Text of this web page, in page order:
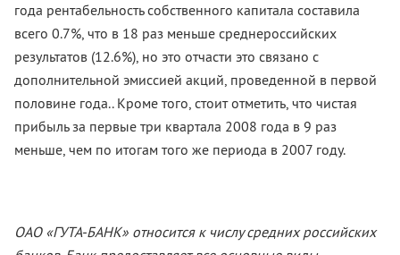
года рентабельность собственного капитала составила
всего 0.7%, что в 18 раз меньше среднероссийских
результатов (12.6%), но это отчасти это связано с
дополнительной эмиссией акций, проведенной в первой
половине года.. Кроме того, стоит отметить, что чистая
прибыль за первые три квартала 2008 года в 9 раз
меньше, чем по итогам того же периода в 2007 году.
ОАО «ГУТА-БАНК» относится к числу средних российских